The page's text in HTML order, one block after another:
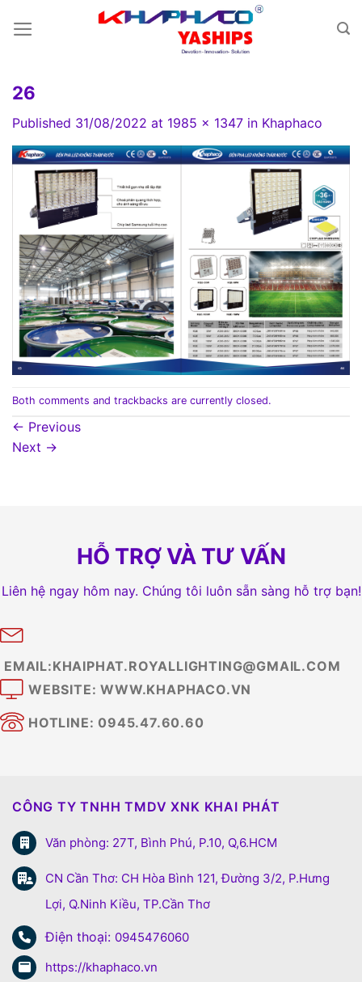
26
Published 31/08/2022 at 1985 × 1347 in Khaphaco
Both comments and trackbacks are currently closed.
← Previous
Next →
HỖ TRỢ VÀ TƯ VẤN
Liên hệ ngay hôm nay. Chúng tôi luôn sẵn sàng hỗ trợ bạn!
EMAIL:KHAIPHAT.ROYALLIGHTING@GMAIL.COM
WEBSITE: WWW.KHAPHACO.VN
HOTLINE: 0945.47.60.60
CÔNG TY TNHH TMDV XNK KHAI PHÁT
Văn phòng: 27T, Bình Phú, P.10, Q,6.HCM
CN Cần Thơ: CH Hòa Bình 121, Đường 3/2, P.Hưng
Lợi, Q.Ninh Kiều, TP.Cần Thơ
Điện thoại: 0945476060
https://khaphaco.vn